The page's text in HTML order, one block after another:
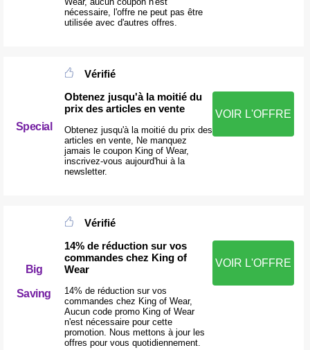
nécessaire, l'offre ne peut pas être
utilisée avec d'autres offres.
Special
Vérifié
Obtenez jusqu'à la moitié du
prix des articles en vente
Obtenez jusqu'à la moitié du prix des
articles en vente, Ne manquez
jamais le coupon King of Wear,
inscrivez-vous aujourd'hui à la
newsletter.
VOIR L'OFFRE
Big
Saving
Vérifié
14% de réduction sur vos
commandes chez King of
Wear
14% de réduction sur vos
commandes chez King of Wear,
Aucun code promo King of Wear
n'est nécessaire pour cette
promotion. Nous mettons à jour les
offres pour vous quotidiennement.
VOIR L'OFFRE